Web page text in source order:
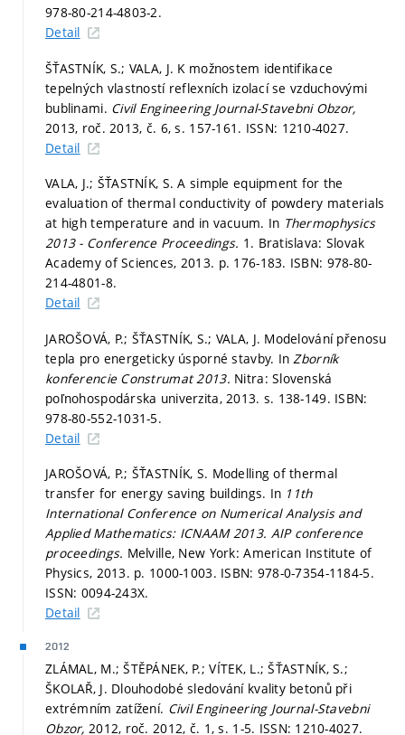
978-80-214-4803-2.
Detail
ŠŤASTNÍK, S.; VALA, J. K možnostem identifikace
tepelných vlastností reflexních izolací se vzduchovými
bublinami. Civil Engineering Journal-Stavebni Obzor,
2013, roč. 2013, č. 6,s. 157-161. ISSN: 1210-4027.
Detail
VALA, J.; ŠŤASTNÍK, S. A simple equipment for the
evaluation of thermal conductivity of powdery materials
at high temperature and in vacuum. In Thermophysics
2013 - Conference Proceedings. 1. Bratislava: Slovak
Academy of Sciences, 2013. p. 176-183. ISBN: 978-80-
214-4801-8.
Detail
JAROŠOVÁ, P.; ŠŤASTNÍK, S.; VALA, J. Modelování přenosu
tepla pro energeticky úsporné stavby. InZborník
konferencie Construmat 2013. Nitra: Slovenská
poľnohospodárska univerzita, 2013. s. 138-149. ISBN:
978-80-552-1031-5.
Detail
JAROŠOVÁ, P.; ŠŤASTNÍK, S. Modelling of thermal
transfer for energy saving buildings. In 11th
International Conference on Numerical Analysis and
Applied Mathematics: ICNAAM 2013. AIP conference
proceedings. Melville, New York: American Institute of
Physics, 2013. p. 1000-1003. ISBN: 978-0-7354-1184-5.
ISSN: 0094-243X.
Detail
2012
ZLÁMAL, M.; ŠTĚPÁNEK, P.; VÍTEK, L.; ŠŤASTNÍK, S.;
ŠKOLAŘ, J. Dlouhodobé sledování kvality betonů při
extrémním zatížení. Civil Engineering Journal-Stavebni
Obzor, 2012, roč. 2012, č. 1,s. 1-5. ISSN: 1210-4027.